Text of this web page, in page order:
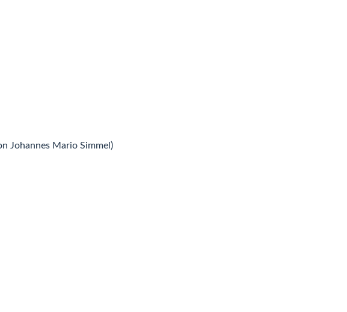
Johannes Mario Simmel)